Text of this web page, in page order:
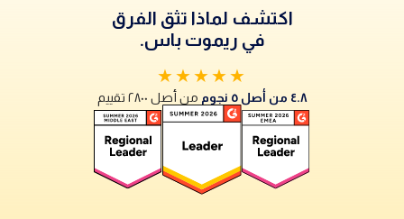
اكتشف لماذا تثق الفرق
في ريموت باس.
★★★★★
٤.٨ من أصل ٥ نجوم من أصل ٢٨٠٠ تقييم